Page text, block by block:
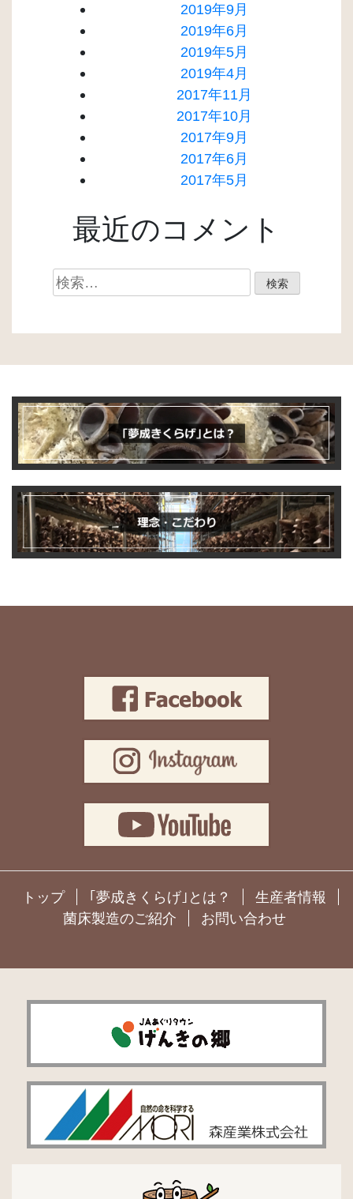
2019年9月
2019年6月
2019年5月
2019年4月
2017年11月
2017年10月
2017年9月
2017年6月
2017年5月
最近のコメント
検
索:
トップ ｢夢成きくらげ｣とは？
生産者情報
菌床製造のご紹介
お問い合わせ